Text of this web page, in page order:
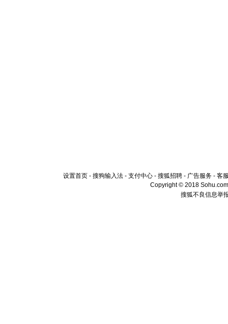
设置首页 - 搜狗输入法 - 支付中心 - 搜狐招聘 - 广告服务 - 客
Copyright © 2018
搜狐不良信息举